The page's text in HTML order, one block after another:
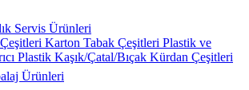
Servis Ürünleri
Karton Tabak Çeşitleri Plastik ve
Plastik Kaşık/Çatal/Bıçak Kürdan Çeşitleri
Ürünleri